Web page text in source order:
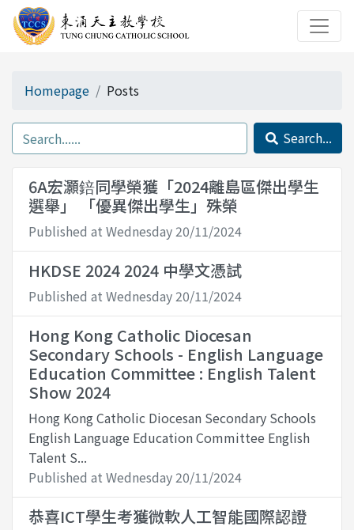
Homepage Posts
Search...
6A宏灝錇同學榮獲「2024離島區傑出學生
選舉」 「優異傑出學生」殊榮
Published at Wednesday 20/11/2024
HKDSE 2024 2024 中學文憑試
Published at Wednesday 20/11/2024
Hong Kong Catholic Diocesan
Secondary Schools - English Language
Education Committee : English Talent
Show 2024
Hong Kong Catholic Diocesan Secondary Schools
English Language Education Committee English
Talent S...
Published at Wednesday 20/11/2024
恭喜ICT學生考獲微軟人工智能國際認證